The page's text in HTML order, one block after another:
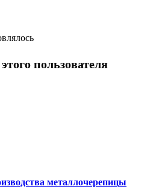
пользователя
металлочерепицы